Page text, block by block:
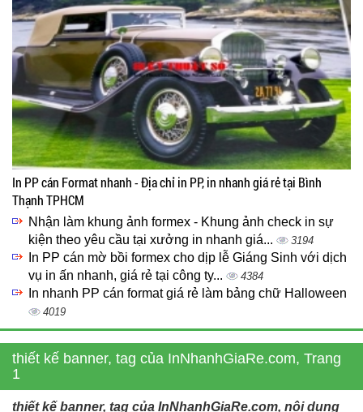
In PP cán Format nhanh - Địa chỉ in PP, in nhanh giá rẻ tại Bình
Thạnh TPHCM
Nhận làm khung ảnh formex - Khung ảnh check in sự
kiện theo yêu cầu tại xưởng in nhanh giá...
3194
In PP cán mờ bồi formex cho dịp lễ Giáng Sinh với dịch
vụ in ấn nhanh, giá rẻ tại công ty...
4384
In nhanh PP cán format giá rẻ làm bảng chữ Halloween
4019
thiết kế banner, tag của InNhanhGiaRe.com, Trang
1
thiết kế banner, tag của InNhanhGiaRe.com, nội dung